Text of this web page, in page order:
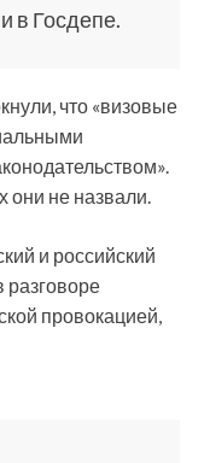
в Госдепе.
что «визовые
они не назвали.
и российский
провокацией,